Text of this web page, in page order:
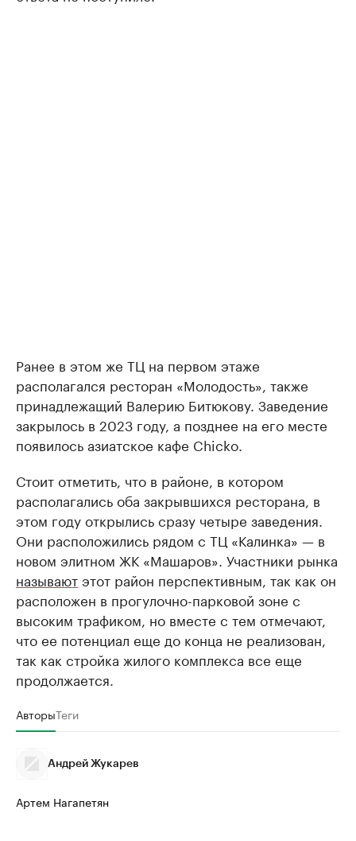
Ранее в этом же ТЦ на первом этаже
располагался ресторан «Молодость», также
принадлежащий Валерию Битюкову. Заведение
закрылось в 2023 году, а позднее на его месте
появилось азиатское кафе Chicko.
Стоит отметить, что в районе, в котором
располагались оба закрывшихся ресторана, в
этом году открылись сразу четыре заведения.
Они расположились рядом с ТЦ «Калинка» — в
новом элитном ЖК «Машаров». Участники рынка
называютэтот район перспективным, так как он
расположен в прогулочно-парковой зоне с
высоким трафиком, но вместе с тем отмечают,
что ее потенциал еще до конца не реализован,
так как стройка жилого комплекса все еще
продолжается.
АвторыТеги
Андрей Жукарев
Артем Нагапетян